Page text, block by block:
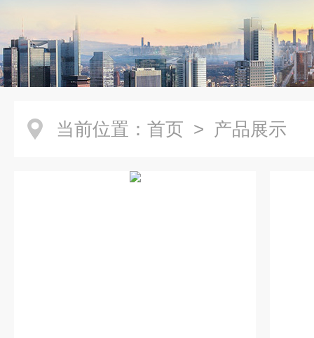
当前位置： 首页 > 产品展示